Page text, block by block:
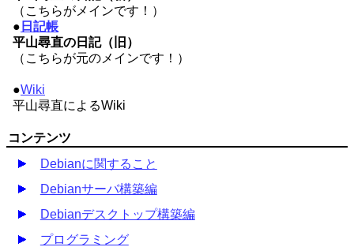
（こちらがメインです！）
● 日記帳
平山尋直の日記（旧）
（こちらが元のメインです！）
●Wiki
平山尋直によるWiki
コンテンツ
Debianに関すること
Debianサーバ構築編
Debianデスクトップ構築編
プログラミング